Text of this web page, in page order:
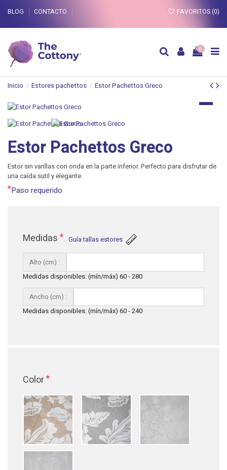
BLOG CONTACTO FAVORITOS (0)
0
Inicio Estores pachettos Estor Pachettos Greco
Estor Pachettos Greco
Estor sin varillas con onda en la parte inferior. Perfecto para disfrutar de
una caída sutil y elegante.
*Paso requerido
Medidas * Guía tallas estores
Alto (cm) :
Medidas disponibles: (mín/máx) 60 - 280
Ancho (cm) :
Medidas disponibles: (mín/máx) 60 - 240
Color*